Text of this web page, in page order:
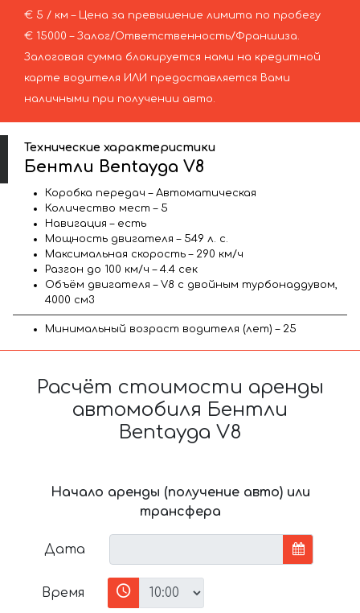
€ 5 / км – Цена за превышение лимита по пробегу
€ 15000 – Залог/Ответственность/Франшиза.
Залоговая сумма блокируется нами на кредитной
карте водителя ИЛИ предоставляется Вами
наличными при получении авто.
Технические характеристики
Бентли Bentayga V8
Коробка передач – Автоматическая
Количество мест – 5
Навигация – есть
Мощность двигателя – 549 л. с.
Максимальная скорость – 290 км/ч
Разгон до 100 км/ч – 4.4 сек
Объём двигателя – V8 с двойным турбонаддувом,
4000 см3
Минимальный возраст водителя (лет) – 25
Расчёт стоимости аренды
автомобиля Бентли
Bentayga V8
Начало аренды (получение авто) или
трансфера
Дата
Время